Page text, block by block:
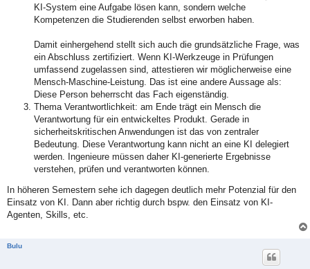
KI-System eine Aufgabe lösen kann, sondern welche
Kompetenzen die Studierenden selbst erworben haben.
Damit einhergehend stellt sich auch die grundsätzliche Frage, was
ein Abschluss zertifiziert. Wenn KI-Werkzeuge in Prüfungen
umfassend zugelassen sind, attestieren wir möglicherweise eine
Mensch-Maschine-Leistung. Das ist eine andere Aussage als:
Diese Person beherrscht das Fach eigenständig.
Thema Verantwortlichkeit: am Ende trägt ein Mensch die
Verantwortung für ein entwickeltes Produkt. Gerade in
sicherheitskritischen Anwendungen ist das von zentraler
Bedeutung. Diese Verantwortung kann nicht an eine KI delegiert
werden. Ingenieure müssen daher KI-generierte Ergebnisse
verstehen, prüfen und verantworten können.
In höheren Semestern sehe ich dagegen deutlich mehr Potenzial für den
Einsatz von KI. Dann aber richtig durch bspw. den Einsatz von KI-
Agenten, Skills, etc.
Bulu